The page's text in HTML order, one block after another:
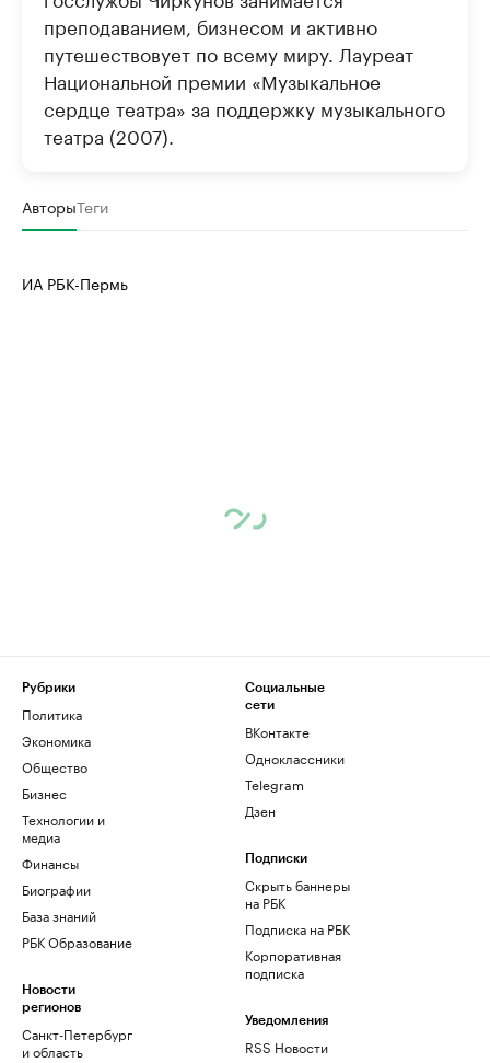
преподаванием, бизнесом и активно
путешествовует по всему миру. Лауреат
Национальной премии «Музыкальное
сердце театра» за поддержку музыкального
театра (2007).
АвторыТеги
ИА РБК-Пермь
Рубрики
Политика
Экономика
Общество
Бизнес
Технологии и
медиа
Финансы
Биографии
База знаний
РБК Образование
Новости
регионов
Санкт-Петербург
и область
Социальные
сети
ВКонтакте
Одноклассники
Telegram
Дзен
Подписки
Скрыть баннеры
на РБК
Подписка на РБК
Корпоративная
подписка
Уведомления
RSS Новости